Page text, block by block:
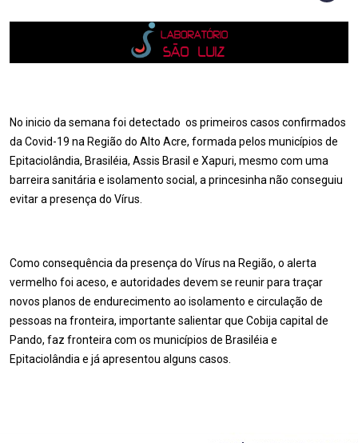
No inicio da semana foi detectado os primeiros casos confirmados
da Covid-19 na Região do Alto Acre, formada pelos municípios de
Epitaciolândia, Brasiléia, Assis Brasil e Xapuri, mesmo com uma
barreira sanitária e isolamento social, a princesinha não conseguiu
evitar a presença do Vírus.
Como consequência da presença do Vírus na Região, o alerta
vermelho foi aceso, e autoridades devem se reunir para traçar
novos planos de endurecimento ao isolamento e circulação de
pessoas na fronteira, importante salientar que Cobija capital de
Pando, faz fronteira com os municípios de Brasiléia e
Epitaciolândia e já apresentou alguns casos.